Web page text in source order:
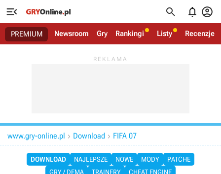
   
PREMIUM Newsroom Gry Rankingi Listy Recenzje
www.gry-online.pl  Download  FIFA 07
DOWNLOAD NAJLEPSZE NOWE MODY
PATCHE
GRY / DEMA
TRAINERY CHEAT ENGINE